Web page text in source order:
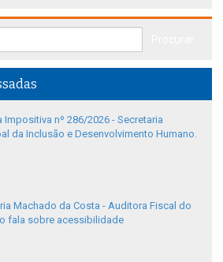
Impositiva nº 286/2026 - Secretaria
da Inclusão e Desenvolvimento Humano.
Machado da Costa - Auditora Fiscal do
fala sobre acessibilidade